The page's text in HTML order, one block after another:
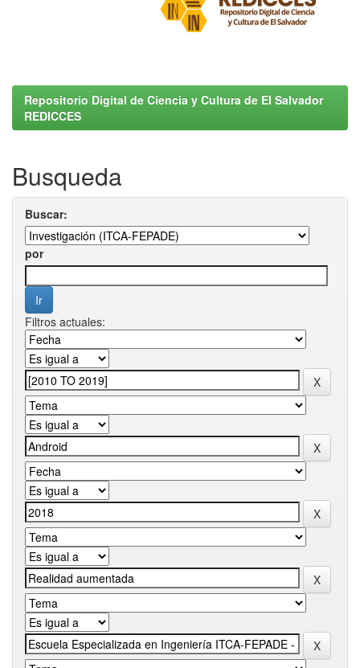
Repositorio Digital de Ciencia y Cultura de El Salvador
REDICCES
Busqueda
Buscar:
por
Filtros actuales: